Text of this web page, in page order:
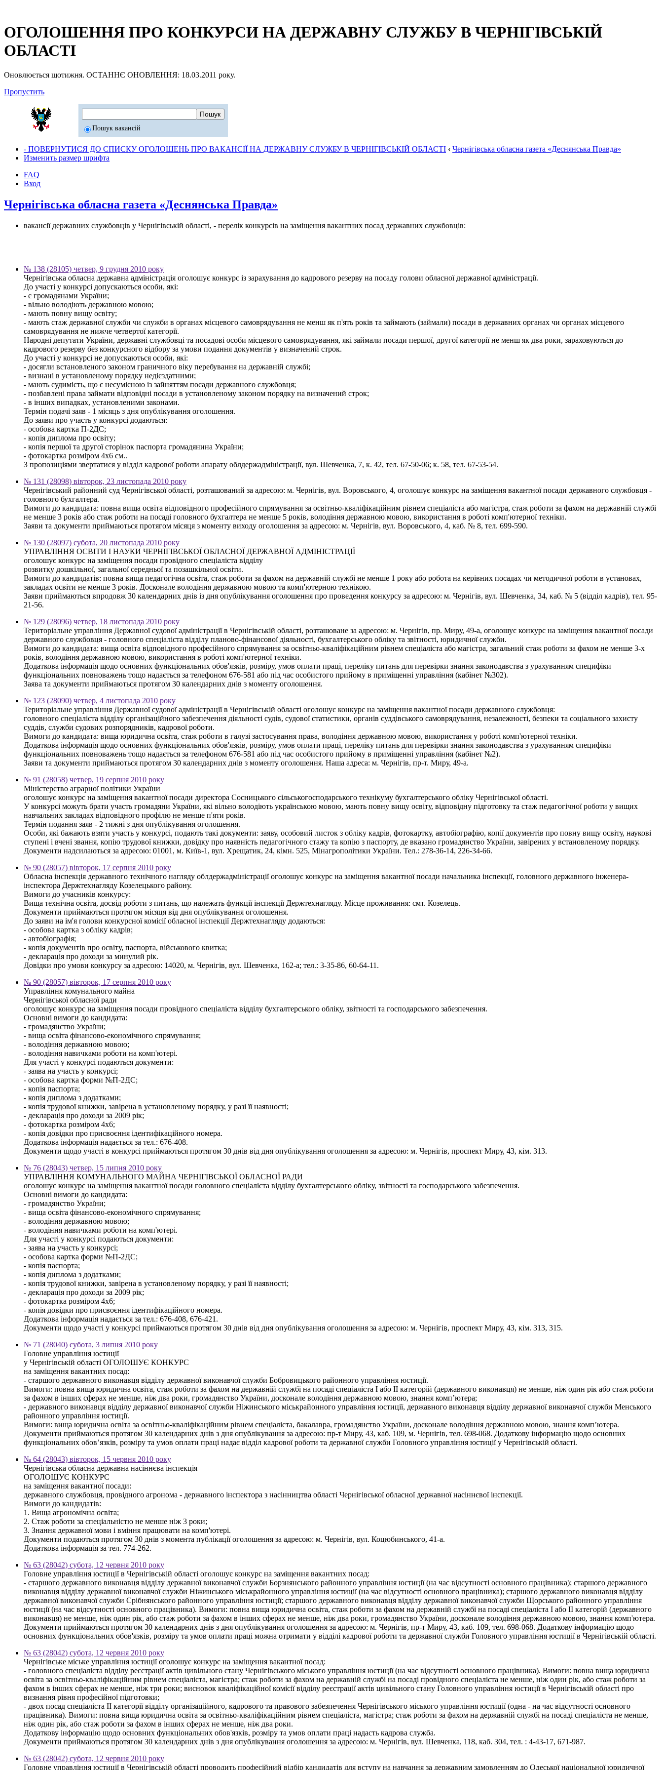
ОГОЛОШЕННЯ ПРО КОНКУРСИ НА ДЕРЖАВНУ СЛУЖБУ В ЧЕРНІГІВСЬКІЙ
ОБЛАСТІ
Оновлюється щотижня. ОСТАННЄ ОНОВЛЕННЯ: 18.03.2011 року.
Пропустить
Пошук вакансій
- ПОВЕРНУТИСЯ ДО СПИСКУ ОГОЛОШЕНЬ ПРО ВАКАНСІЇ НА ДЕРЖАВНУ СЛУЖБУ В ЧЕРНІГІВСЬКІЙ ОБЛАСТІ ‹ Чернігівська обласна газета «Деснянська Правда»
Изменить размер шрифта
FAQ
Вход
Чернігівська обласна газета «Деснянська Правда»
вакансії державних службовців у Чернігівській області, - перелік конкурсів на заміщення вакантних посад державних службовців:
№ 138 (28105) четвер, 9 грудня 2010 року
Чернігівська обласна державна адміністрація оголошує конкурс із зарахування до кадрового резерву на посаду голови обласної державної адміністрації.
До участі у конкурсі допускаються особи, які:
- є громадянами України;
- вільно володіють державною мовою;
- мають повну вищу освіту;
- мають стаж державної служби чи служби в органах місцевого самоврядування не менш як п'ять років та займають (займали) посади в державних органах чи органах місцевого
самоврядування не нижче четвертої категорії.
Народні депутати України, державні службовці та посадові особи місцевого самоврядування, які займали посади першої, другої категорії не менш як два роки, зараховуються до
кадрового резерву без конкурсного відбору за умови подання документів у визначений строк.
До участі у конкурсі не допускаються особи, які:
- досягли встановленого законом граничного віку перебування на державній службі;
- визнані в установленому порядку недієздатними;
- мають судимість, що є несумісною із зайняттям посади державного службовця;
- позбавлені права займати відповідні посади в установленому законом порядку на визначений строк;
- в інших випадках, установленими законами.
Термін подачі заяв - 1 місяць з дня опублікування оголошення.
До заяви про участь у конкурсі додаються:
- особова картка П-2ДС;
- копія диплома про освіту;
- копія першої та другої сторінок паспорта громадянина України;
- фотокартка розміром 4х6 см..
З пропозиціями звертатися у відділ кадрової роботи апарату облдержадміністрації, вул. Шевченка, 7, к. 42, тел. 67-50-06; к. 58, тел. 67-53-54.
№ 131 (28098) вівторок, 23 листопада 2010 року
Чернігівський районний суд Чернігівської області, розташований за адресою: м. Чернігів, вул. Воровського, 4, оголошує конкурс на заміщення вакантної посади державного службовця -
головного бухгалтера.
Вимоги до кандидата: повна вища освіта відповідного професійного спрямування за освітньо-кваліфікаційним рівнем спеціаліста або магістра, стаж роботи за фахом на державній службі
не менше 3 років або стаж роботи на посаді головного бухгалтера не менше 5 років, володіння державною мовою, використання в роботі комп'ютерної техніки.
Заяви та документи приймаються протягом місяця з моменту виходу оголошення за адресою: м. Чернігів, вул. Воровського, 4, каб. № 8, тел. 699-590.
№ 130 (28097) субота, 20 листопада 2010 року
УПРАВЛІННЯ ОСВІТИ І НАУКИ ЧЕРНІГІВСЬКОЇ ОБЛАСНОЇ ДЕРЖАВНОЇ АДМІНІСТРАЦІЇ
оголошує конкурс на заміщення посади провідного спеціаліста відділу
розвитку дошкільної, загальної середньої та позашкільної освіти.
Вимоги до кандидатів: повна вища педагогічна освіта, стаж роботи за фахом на державній службі не менше 1 року або робота на керівних посадах чи методичної роботи в установах,
закладах освіти не менше 3 років. Досконале володіння державною мовою та комп'ютерною технікою.
Заяви приймаються впродовж 30 календарних днів із дня опублікування оголошення про проведення конкурсу за адресою: м. Чернігів, вул. Шевченка, 34, каб. № 5 (відділ кадрів), тел. 95-
21-56.
№ 129 (28096) четвер, 18 листопада 2010 року
Територіальне управління Державної судової адміністрації в Чернігівській області, розташоване за адресою: м. Чернігів, пр. Миру, 49-а, оголошує конкурс на заміщення вакантної посади
державного службовця - головного спеціаліста відділу планово-фінансової діяльності, бухгалтерського обліку та звітності, юридичної служби.
Вимоги до кандидата: вища освіта відповідного професійного спрямування за освітньо-кваліфікаційним рівнем спеціаліста або магістра, загальний стаж роботи за фахом не менше 3-х
років, володіння державною мовою, використання в роботі комп'ютерної техніки.
Додаткова інформація щодо основних функціональних обов'язків, розміру, умов оплати праці, переліку питань для перевірки знання законодавства з урахуванням специфіки
функціональних повноважень тощо надається за телефоном 676-581 або під час особистого прийому в приміщенні управління (кабінет №302).
Заява та документи приймаються протягом 30 календарних днів з моменту оголошення.
№ 123 (28090) четвер, 4 листопада 2010 року
Територіальне управління Державної судової адміністрації в Чернігівській області оголошує конкурс на заміщення вакантної посади державного службовця:
головного спеціаліста відділу організаційного забезпечення діяльності судів, судової статистики, органів суддівського самоврядування, незалежності, безпеки та соціального захисту
суддів, служби судових розпорядників, кадрової роботи.
Вимоги до кандидата: вища юридична освіта, стаж роботи в галузі застосування права, володіння державною мовою, використання у роботі комп'ютерної техніки.
Додаткова інформація щодо основних функціональних обов'язків, розміру, умов оплати праці, переліку питань для перевірки знання законодавства з урахуванням специфіки
функціональних повноважень тощо надається за телефоном 676-581 або під час особистого прийому в приміщенні управління (кабінет №2).
Заяви та документи приймаються протягом 30 календарних днів з моменту оголошення. Наша адреса: м. Чернігів, пр-т. Миру, 49-а.
№ 91 (28058) четвер, 19 серпня 2010 року
Міністерство аграрної політики України
оголошує конкурс на заміщення вакантної посади директора Сосницького сільськогосподарського технікуму бухгалтерського обліку Чернігівської області.
У конкурсі можуть брати участь громадяни України, які вільно володіють українською мовою, мають повну вищу освіту, відповідну підготовку та стаж педагогічної роботи у вищих
навчальних закладах відповідного профілю не менше п'яти років.
Термін подання заяв - 2 тижні з дня опублікування оголошення.
Особи, які бажають взяти участь у конкурсі, подають такі документи: заяву, особовий листок з обліку кадрів, фотокартку, автобіографію, копії документів про повну вищу освіту, наукові
ступені і вчені звання, копію трудової книжки, довідку про наявність педагогічного стажу та копію з паспорту, де вказано громадянство України, завірених у встановленому порядку.
Документи надсилаються за адресою: 01001, м. Київ-1, вул. Хрещатик, 24, кімн. 525, Мінагрополітики України. Тел.: 278-36-14, 226-34-66.
№ 90 (28057) вівторок, 17 серпня 2010 року
Обласна інспекція державного технічного нагляду облдержадміністрації оголошує конкурс на заміщення вакантної посади начальника інспекції, головного державного інженера-
інспектора Держтехнагляду Козелецького району.
Вимоги до учасників конкурсу:
Вища технічна освіта, досвід роботи з питань, що належать функції інспекції Держтехнагляду. Місце проживання: смт. Козелець.
Документи приймаються протягом місяця від дня опублікування оголошення.
До заяви на ім'я голови конкурсної комісії обласної інспекції Держтехнагляду додаються:
- особова картка з обліку кадрів;
- автобіографія;
- копія документів про освіту, паспорта, військового квитка;
- декларація про доходи за минулий рік.
Довідки про умови конкурсу за адресою: 14020, м. Чернігів, вул. Шевченка, 162-а; тел.: 3-35-86, 60-64-11.
№ 90 (28057) вівторок, 17 серпня 2010 року
Управління комунального майна
Чернігівської обласної ради
оголошує конкурс на заміщення посади провідного спеціаліста відділу бухгалтерського обліку, звітності та господарського забезпечення.
Основні вимоги до кандидата:
- громадянство України;
- вища освіта фінансово-економічного спрямування;
- володіння державною мовою;
- володіння навичками роботи на комп'ютері.
Для участі у конкурсі подаються документи:
- заява на участь у конкурсі;
- особова картка форми №П-2ДС;
- копія паспорта;
- копія диплома з додатками;
- копія трудової книжки, завірена в установленому порядку, у разі її наявності;
- декларація про доходи за 2009 рік;
- фотокартка розміром 4х6;
- копія довідки про присвоєння ідентифікаційного номера.
Додаткова інформація надається за тел.: 676-408.
Документи щодо участі в конкурсі приймаються протягом 30 днів від дня опублікування оголошення за адресою: м. Чернігів, проспект Миру, 43, кім. 313.
№ 76 (28043) четвер, 15 липня 2010 року
УПРАВЛІННЯ КОМУНАЛЬНОГО МАЙНА ЧЕРНІГІВСЬКОЇ ОБЛАСНОЇ РАДИ
оголошує конкурс на заміщення вакантної посади головного спеціаліста відділу бухгалтерського обліку, звітності та господарського забезпечення.
Основні вимоги до кандидата:
- громадянство України;
- вища освіта фінансово-економічного спрямування;
- володіння державною мовою;
- володіння навичками роботи на комп'ютері.
Для участі у конкурсі подаються документи:
- заява на участь у конкурсі;
- особова картка форми №П-2ДС;
- копія паспорта;
- копія диплома з додатками;
- копія трудової книжки, завірена в установленому порядку, у разі її наявності;
- декларація про доходи за 2009 рік;
- фотокартка розміром 4х6;
- копія довідки про присвоєння ідентифікаційного номера.
Додаткова інформація надається за тел.: 676-408, 676-421.
Документи щодо участі у конкурсі приймаються протягом 30 днів від дня опублікування оголошення за адресою: м. Чернігів, проспект Миру, 43, кім. 313, 315.
№ 71 (28040) субота, 3 липня 2010 року
Головне управління юстиції
у Чернігівській області ОГОЛОШУЄ КОНКУРС
на заміщення вакантних посад:
- старшого державного виконавця відділу державної виконавчої служби Бобровицького районного управління юстиції.
Вимоги: повна вища юридична освіта, стаж роботи за фахом на державній службі на посаді спеціаліста І або II категорій (державного виконавця) не менше, ніж один рік або стаж роботи
за фахом в інших сферах не менше, ніж два роки, громадянство України, досконале володіння державною мовою, знання комп’ютера;
- державного виконавця відділу державної виконавчої служби Ніжинського міськрайонного управління юстиції, державного виконавця відділу державної виконавчої служби Менського
районного управління юстиції.
Вимоги: вища юридична освіта за освітньо-кваліфікаційним рівнем спеціаліста, бакалавра, громадянство України, досконале володіння державною мовою, знання комп’ютера.
Документи приймаються протягом 30 календарних днів з дня опублікування за адресою: пр-т Миру, 43, каб. 109, м. Чернігів, тел. 698-068. Додаткову інформацію щодо основних
функціональних обов’язків, розміру та умов оплати праці надає відділ кадрової роботи та державної служби Головного управління юстиції у Чернігівській області.
№ 64 (28043) вівторок, 15 червня 2010 року
Чернігівська обласна державна насіннєва інспекція
ОГОЛОШУЄ КОНКУРС
на заміщення вакантної посади:
державного службовця, провідного агронома - державного інспектора з насінництва області Чернігівської обласної державної насіннєвої інспекції.
Вимоги до кандидатів:
1. Вища агрономічна освіта;
2. Стаж роботи за спеціальністю не менше ніж 3 роки;
3. Знання державної мови і вміння працювати на комп'ютері.
Документи подаються протягом 30 днів з момента публікації оголошення за адресою: м. Чернігів, вул. Коцюбинського, 41-а.
Додаткова інформація за тел. 774-262.
№ 63 (28042) субота, 12 червня 2010 року
Головне управління юстиції в Чернігівській області оголошує конкурс на заміщення вакантних посад:
- старшого державного виконавця відділу державної виконавчої служби Борзнянського районного управління юстиції (на час відсутності основного працівника); старшого державного
виконавця відділу державної виконавчої служби Ніжинського міськрайонного управління юстиції (на час відсутності основного працівника); старшого державного виконавця відділу
державної виконавчої служби Срібнянського районного управління юстиції; старшого державного виконавця відділу державної виконавчої служби Щорського районного управління
юстиції (на час відсутності основного працівника). Вимоги: повна вища юридична освіта, стаж роботи за фахом на державній службі на посаді спеціаліста І або ІІ категорій (державного
виконавця) не менше, ніж один рік, або стаж роботи за фахом в інших сферах не менше, ніж два роки, громадянство України, досконале володіння державною мовою, знання комп'ютера.
Документи приймаються протягом 30 календарних днів з дня опублікування оголошення за адресою: м. Чернігів, пр-т Миру, 43, каб. 109, тел. 698-068. Додаткову інформацію щодо
основних функціональних обов'язків, розміру та умов оплати праці можна отримати у відділі кадрової роботи та державної служби Головного управління юстиції в Чернігівській області.
№ 63 (28042) субота, 12 червня 2010 року
Чернігівське міське управління юстиції оголошує конкурс на заміщення вакантної посад:
- головного спеціаліста відділу реєстрації актів цивільного стану Чернігівського міського управління юстиції (на час відсутності основного працівника). Вимоги: повна вища юридична
освіта за освітньо-кваліфікаційним рівнем спеціаліста, магістра; стаж роботи за фахом на державній службі на посаді провідного спеціаліста не менше, ніж один рік, або стаж роботи за
фахом в інших сферах не менше, ніж три роки; висновок кваліфікаційної комісії відділу реєстрації актів цивільного стану Головного управління юстиції в Чернігівській області про
визнання рівня професійної підготовки;
- двох посад спеціаліста ІІ категорії відділу організаційного, кадрового та правового забезпечення Чернігівського міського управління юстиції (одна - на час відсутності основного
працівника). Вимоги: повна вища юридична освіта за освітньо-кваліфікаційним рівнем спеціаліста, магістра; стаж роботи за фахом на державній службі на посаді спеціаліста не менше,
ніж один рік, або стаж роботи за фахом в інших сферах не менше, ніж два роки.
Додаткову інформацію щодо основних функціональних обов'язків, розміру та умов оплати праці надасть кадрова служба.
Документи приймаються протягом 30 календарних днів з дня опублікування оголошення за адресою: м. Чернігів, вул. Шевченка, 118, каб. 304, тел. : 4-43-17, 671-987.
№ 63 (28042) субота, 12 червня 2010 року
Головне управління юстиції в Чернігівській області проводить професійний відбір кандидатів для вступу на навчання за державним замовленням до Одеської національної юридичної